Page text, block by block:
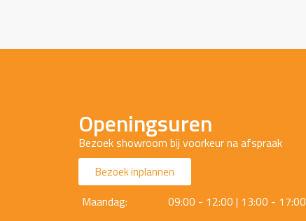
Openingsuren
Bezoek showroom bij voorkeur na afspraak
Bezoek inplannen
Maandag:
09:00 - 12:00 | 13:00 - 17:00